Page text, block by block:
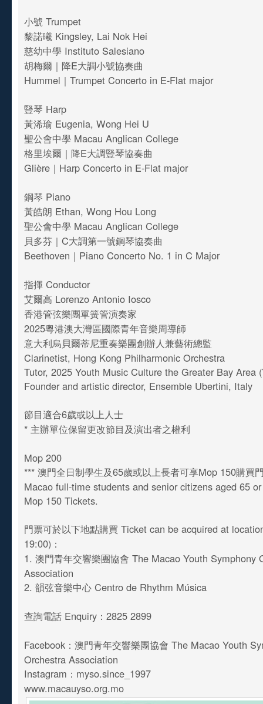
小號 Trumpet
黎諾曦 Kingsley, Lai Nok Hei
慈幼中學 Instituto Salesiano
胡梅爾｜降E大調小號協奏曲
Hummel｜Trumpet Concerto in E-Flat major
豎琴 Harp
黃浠瑜 Eugenia, Wong Hei U
聖公會中學 Macau Anglican College
格里埃爾｜降E大調豎琴協奏曲
Glière｜Harp Concerto in E-Flat major
鋼琴 Piano
黃皓朗 Ethan, Wong Hou Long
聖公會中學 Macau Anglican College
貝多芬｜C大調第一號鋼琴協奏曲
Beethoven｜Piano Concerto No. 1 in C Major
指揮 Conductor
艾爾高 Lorenzo Antonio Iosco
香港管弦樂團單簧管演奏家
2025粵港澳大灣區國際青年音樂周導師
意大利烏貝爾蒂尼重奏樂團創辦人兼藝術總監
Clarinetist, Hong Kong Philharmonic Orchestra
Tutor, 2025 Youth Music Culture the Greater Bay Area
Founder and artistic director, Ensemble Ubertini, Italy
節目適合6歲或以上人士
* 主辦單位保留更改節目及演出者之權利
Mop 200
*** 澳門全日制學生及65歲或以上長者可享Mop 150購買
Macao full-time students and senior citizens aged 65
Mop 150 Tickets.
門票可於以下地點購買 Ticket can be acquired at
19:00)：
1. 澳門青年交響樂團協會 The Macao Youth Symphony
Association
2. 韻弦音樂中心 Centro de Rhythm Música
查詢電話 Enquiry：2825 2899
Facebook：澳門青年交響樂團協會 The Macao Youth
Orchestra Association
Instagram：myso.since_1997
www.macauyso.org.mo